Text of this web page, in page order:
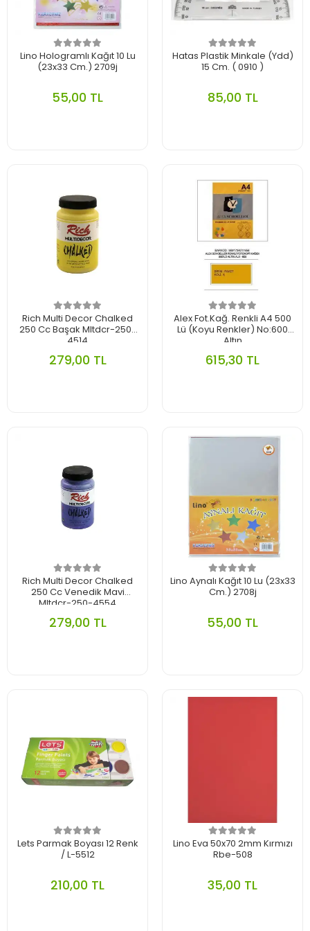
Lino Hologramlı Kağıt 10 Lu
(23x33 Cm.) 2709j
55,00 TL
Hatas Plastik Minkale (Ydd)
15 Cm. ( 0910 )
85,00 TL
Rich Multi Decor Chalked
250 Cc Başak Mltdcr-250-
4514
279,00 TL
Alex Fot.Kağ. Renkli A4 500
Lü (Koyu Renkler) No:600
Altın
615,30 TL
Rich Multi Decor Chalked
250 Cc Venedik Mavi
Mltdcr-250-4554
279,00 TL
Lino Aynalı Kağıt 10 Lu (23x33
Cm.) 2708j
55,00 TL
Lets Parmak Boyası 12 Renk
/ L-5512
210,00 TL
Lino Eva 50x70 2mm Kırmızı
Rbe-508
35,00 TL